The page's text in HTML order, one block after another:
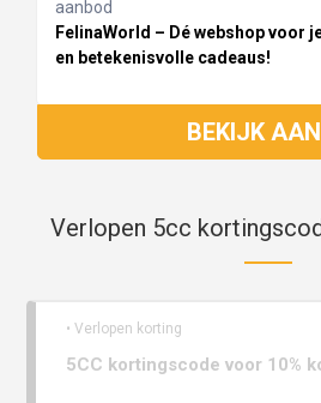
aanbod
FelinaWorld – Dé webshop voor
en betekenisvolle cadeaus!
BEKIJK
Verlopen 5cc
• Verlopen korting
5CC kortingscode voor 10%